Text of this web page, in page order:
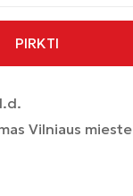
PIRKTI
Vilniaus mieste